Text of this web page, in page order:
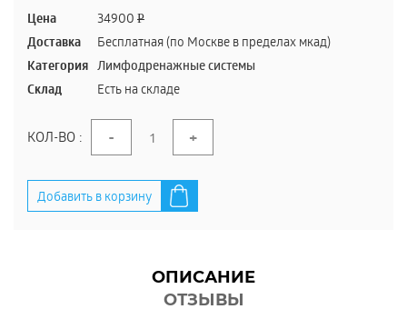
Цена 34900 P
Доставка Бесплатная (по Москве в пределах мкад)
Категория Лимфодренажные системы
Склад Есть на складе
КОЛ-ВО : - +
Добавить в корзину
ОПИСАНИЕ
ОТЗЫВЫ